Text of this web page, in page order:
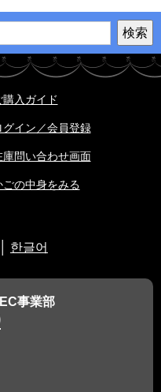
購入ガイド
グイン／会員登録
庫問い合わせ画面
ごの中身をみる
한글어
事業部